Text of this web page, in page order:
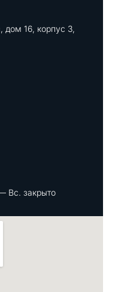
дом 16, корпус 3,
Вс. закрыто